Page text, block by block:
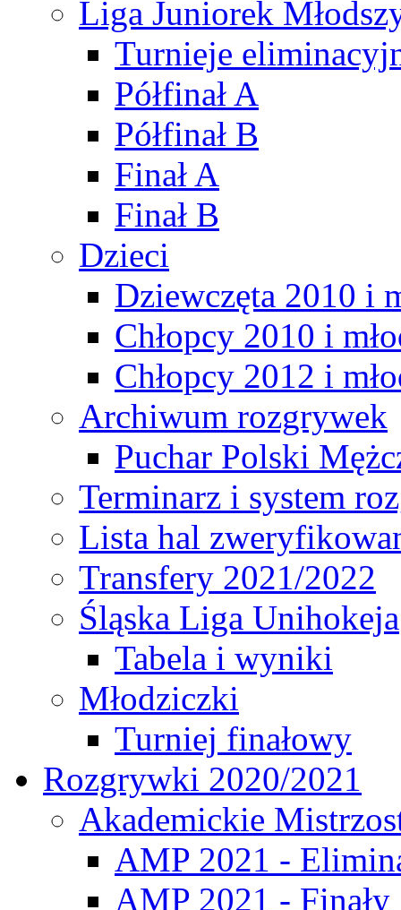
Liga Juniorek
Turnieje
Półfinał A
Półfinał B
Finał A
Finał B
Dzieci
Dziewczęta 2010 i
Chłopcy 2010 i
Chłopcy 2012 i
Archiwum rozgrywek
Puchar Polski
Terminarz i system
Lista hal
Transfery 2021/2022
Śląska Liga Unihokeja
Tabela i wyniki
Młodziczki
Turniej finałowy
Rozgrywki 2020/2021
Akademickie
AMP 2021 -
AMP 2021 - Finały